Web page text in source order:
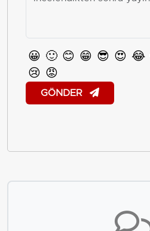
😀 🙂 😊 😁 😎 😍 😂
😢 😡
GÖNDER